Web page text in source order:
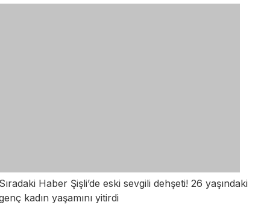
Haber Şişli’de eski sevgili dehşeti! 26 yaşındaki
kadın yaşamını yitirdi